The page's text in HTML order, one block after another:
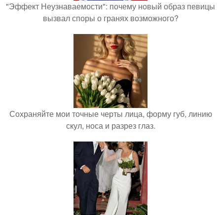
"Эффект Неузнаваемости": почему новый образ певицы
вызвал споры о гранях возможного?
Сохраняйте мои точные черты лица, форму губ, линию
скул, носа и разрез глаз.